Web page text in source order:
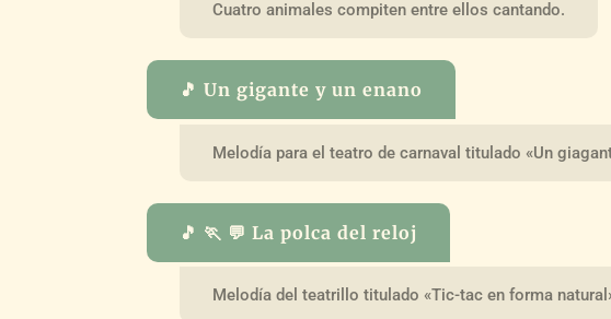
Cuatro animales compiten entre ellos cantando.
🎵 Un gigante y un enano
Melodía para el teatro de carnaval titulado «Un
🎵 🏃 💬 La polca del reloj
Melodía del teatrillo titulado «Tic-tac en forma